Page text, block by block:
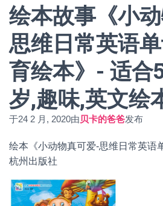
绘本故事《小
思维日常英语
育绘本》- 适合
岁,趣味,英文绘
于24 2 月, 2020由贝卡的爸爸发布
绘本《小动物真可爱-思维日常英语
杭州出版社